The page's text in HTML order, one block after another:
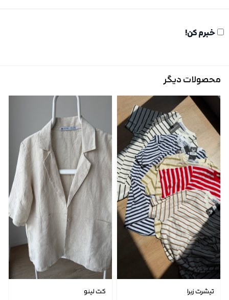
خبرم کن!
محصولات دیگر
تیشرت زبرا کت لینو